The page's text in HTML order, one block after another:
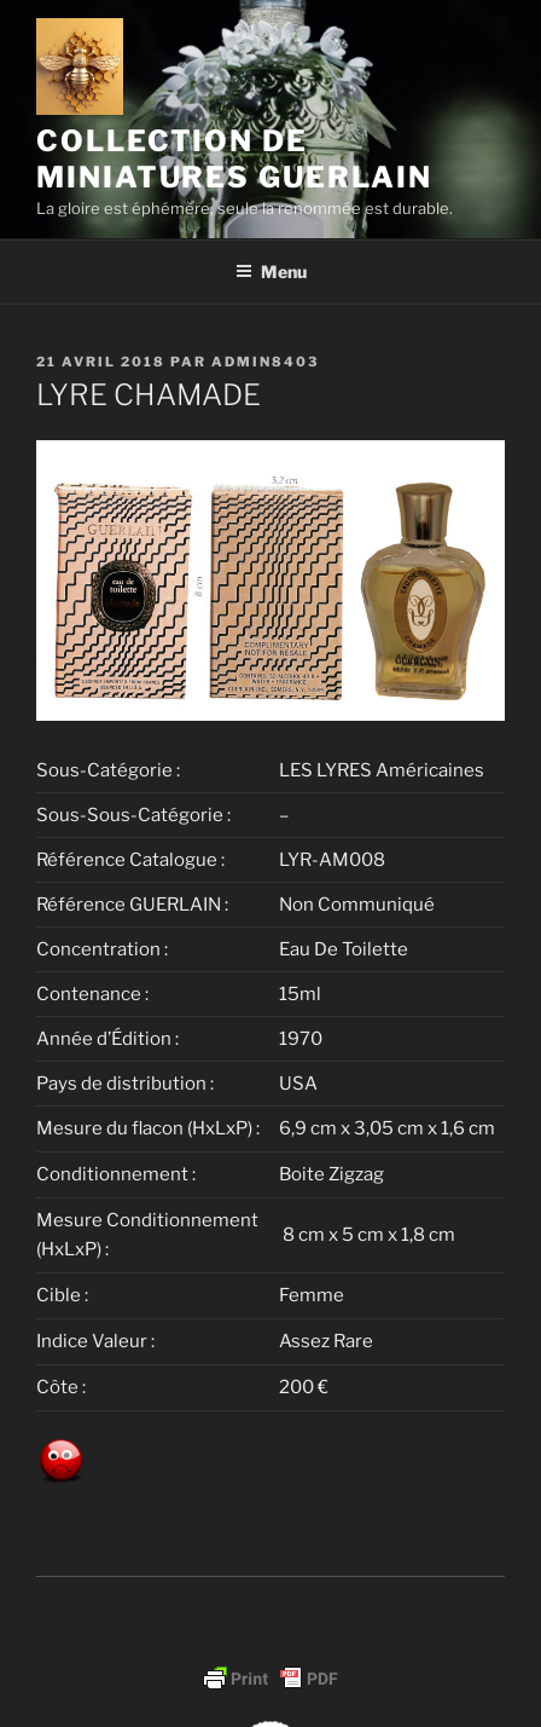
Aller
contenu
principal
COLLECTION DE
MINIATURES GUERLAIN
La gloire est éphémère, seule la renommée est durable.
Menu
PUBLIÉ
LE
21 AVRIL 2018 PAR ADMIN8403
LYRE CHAMADE
Sous-Catégorie : LES LYRES Américaines
Sous-Sous-Catégorie : –
Référence Catalogue : LYR-AM008
Référence GUERLAIN : Non Communiqué
Concentration : Eau De Toilette
Contenance : 15ml
Année d’Édition : 1970
Pays de distribution : USA
Mesure du flacon (HxLxP) : 6,9 cm x 3,05 cm x 1,6 cm
Conditionnement : Boite Zigzag
Mesure Conditionnement
(HxLxP) :
8 cm x 5 cm x 1,8 cm
Cible : Femme
Indice Valeur : Assez Rare
Côte : 200 €